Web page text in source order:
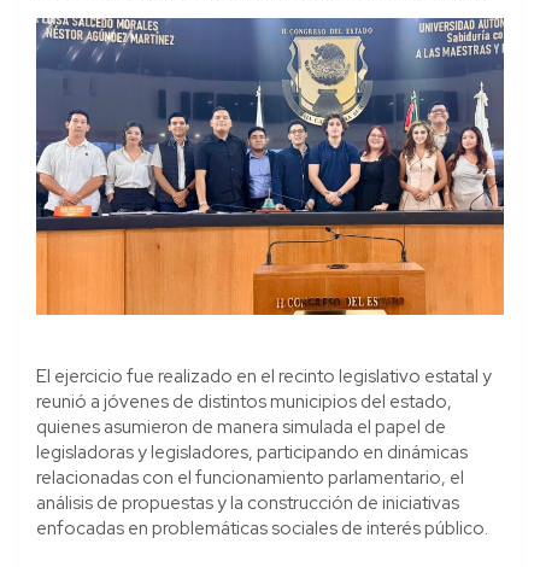
El ejercicio fue realizado en el recinto legislativo estatal y
reunió a jóvenes de distintos municipios del estado,
quienes asumieron de manera simulada el papel de
legisladoras y legisladores, participando en dinámicas
relacionadas con el funcionamiento parlamentario, el
análisis de propuestas y la construcción de iniciativas
enfocadas en problemáticas sociales de interés público.